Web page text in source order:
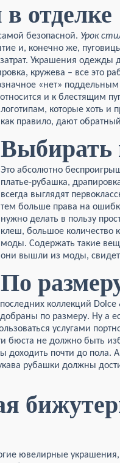
отделке
безопасной. Урок
и, конечно же,
Украшения
кружева – все это
«нет»
и к блестящим
логотипам, которые хоть
как правило, дают
Выбирать
Это абсолютно
платье-рубашка,
всегда выглядят
тем больше права на
нужно делать в пользу
клеш, большое количество
моды. Содержать такие
они вышли из моды,
По
коллекций Dolce
по размеру. Ну а
услугами
бюста не должно быть
доходить почти до пола.
рубашки должны
ювелирные украшения,